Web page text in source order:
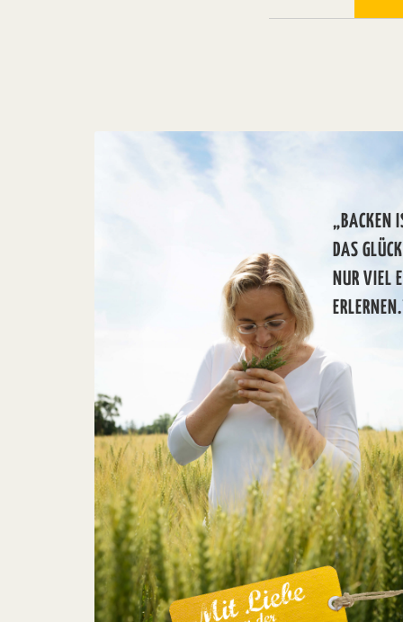
„BACKEN
DAS
NUR VIEL